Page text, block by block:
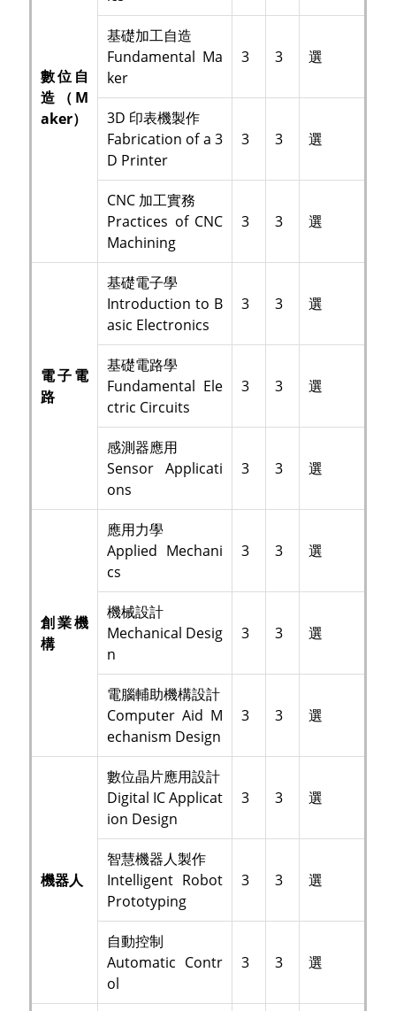
數位自
造（M
aker）
基礎加工自造
Fundamental Ma
ker
3 3 選
3D 印表機製作
Fabrication of a 3
D Printer
3 3 選
CNC 加工實務
Practices of CNC
Machining
3 3 選
電子電
路
基礎電子學
Introduction to B
asic Electronics
3 3 選
基礎電路學
Fundamental Ele
ctric Circuits
3 3 選
感測器應用
Sensor Applicati
ons
3 3 選
創業機
構
應用力學
Applied Mechani
cs
3 3 選
機械設計
Mechanical Desig
n
3 3 選
電腦輔助機構設計
Computer Aid M
echanism Design
3 3 選
機器人
數位晶片應用設計
Digital IC Applicat
ion Design
3 3 選
智慧機器人製作
Intelligent Robot
Prototyping
3 3 選
自動控制
Automatic Contr
ol
3 3 選